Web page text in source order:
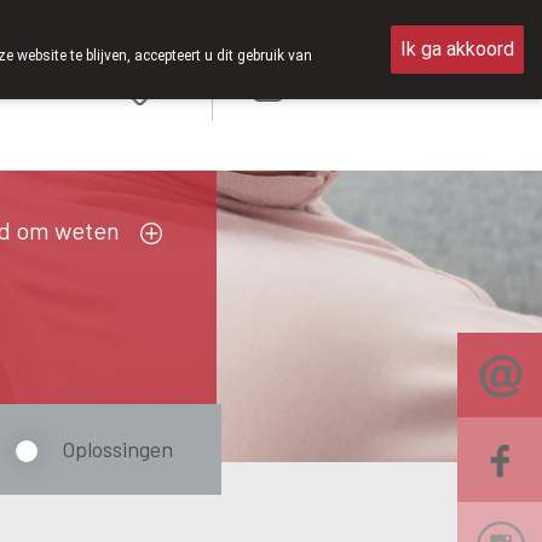
om weten
Oplossingen
website te blijven, accepteert u dit gebruik van
Ik ga akkoord